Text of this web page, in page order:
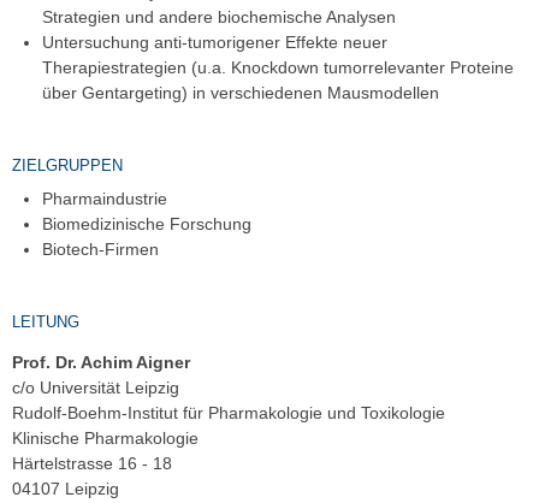
Strategien und andere biochemische Analysen
Untersuchung anti-tumorigener Effekte neuer
Therapiestrategien (u.a. Knockdown tumorrelevanter Proteine
über Gentargeting) in verschiedenen Mausmodellen
ZIELGRUPPEN
Pharmaindustrie
Biomedizinische Forschung
Biotech-Firmen
LEITUNG
Prof. Dr. Achim Aigner
c/o Universität Leipzig
Rudolf-Boehm-Institut für Pharmakologie und Toxikologie
Klinische Pharmakologie
Härtelstrasse 16 - 18
04107 Leipzig